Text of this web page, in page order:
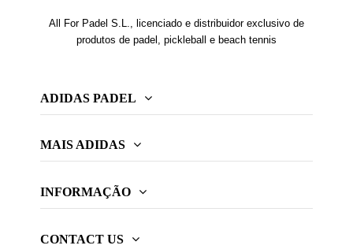
All For Padel S.L., licenciado e distribuidor exclusivo de
produtos de padel, pickleball e beach tennis
ADIDAS PADEL
MAIS ADIDAS
INFORMAÇÃO
CONTACT US